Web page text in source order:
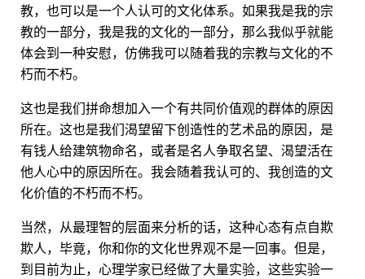
教，也可以是一个人认可的文化体系。如果我是我的宗
教的一部分，我是我的文化的一部分，那么我似乎就能
体会到一种安慰，仿佛我可以随着我的宗教与文化的不
朽而不朽。
这也是我们拼命想加入一个有共同价值观的群体的原因
所在。这也是我们渴望留下创造性的艺术品的原因，是
有钱人给建筑物命名，或者是名人争取名望、渴望活在
他人心中的原因所在。我会随着我认可的、我创造的文
化价值的不朽而不朽。
当然，从最理智的层面来分析的话，这种心态有点自欺
欺人，毕竟，你和你的文化世界观不是一回事。但是，
到目前为止，心理学家已经做了大量实验，这些实验一